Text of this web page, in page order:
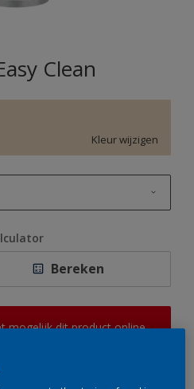
Clean
Kleur wijzigen
Bereken
mogelijk dit product online
aan te vullen.